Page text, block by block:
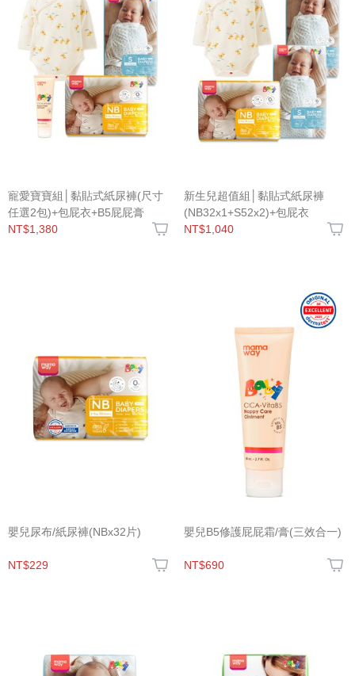
寵愛寶寶組│黏貼式紙尿褲(尺寸
任選2包)+包屁衣+B5屁屁膏
NT$1,380
新生兒超值組│黏貼式紙尿褲
(NB32x1+S52x2)+包屁衣
NT$1,040
嬰兒尿布/紙尿褲(NBx32片)
NT$229
嬰兒B5修護屁屁霜/膏(三效合一)
NT$690